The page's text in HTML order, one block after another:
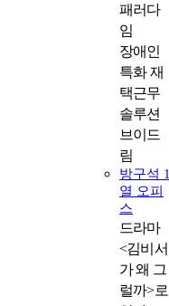
패러다
임
장애인
특화 재
택근무
솔루션
브이드
림
방구석 1
열 오피
스
드라마
<김비서
가 왜 그
럴까>로